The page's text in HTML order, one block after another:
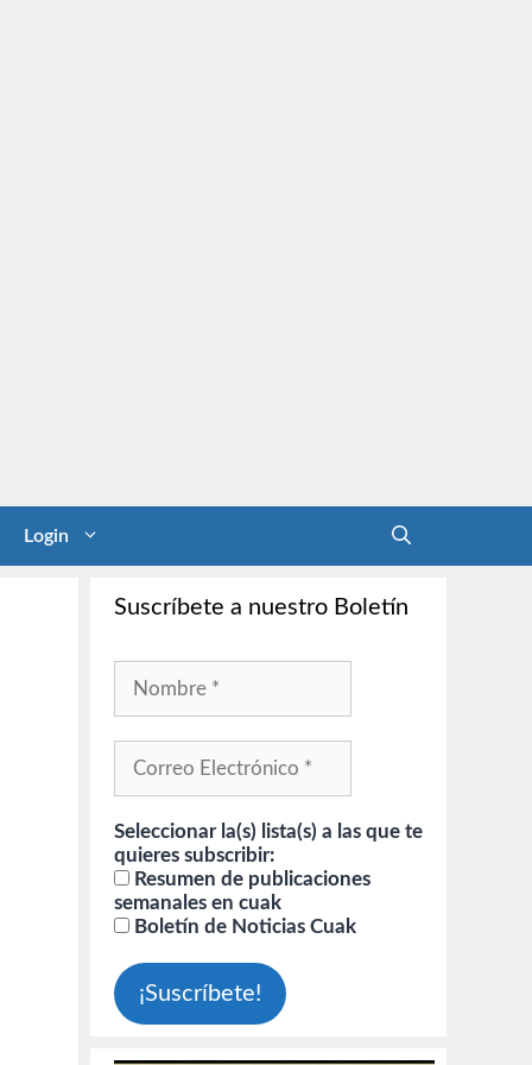
Login
Suscríbete a nuestro Boletín
Seleccionar la(s) lista(s) a las que te
quieres subscribir:
Resumen de publicaciones
semanales en cuak
Boletín de Noticias Cuak